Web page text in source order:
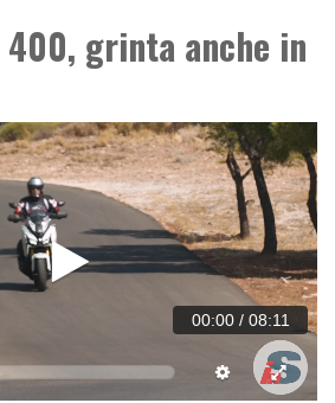
400, grinta anche in
00:00 / 08:11